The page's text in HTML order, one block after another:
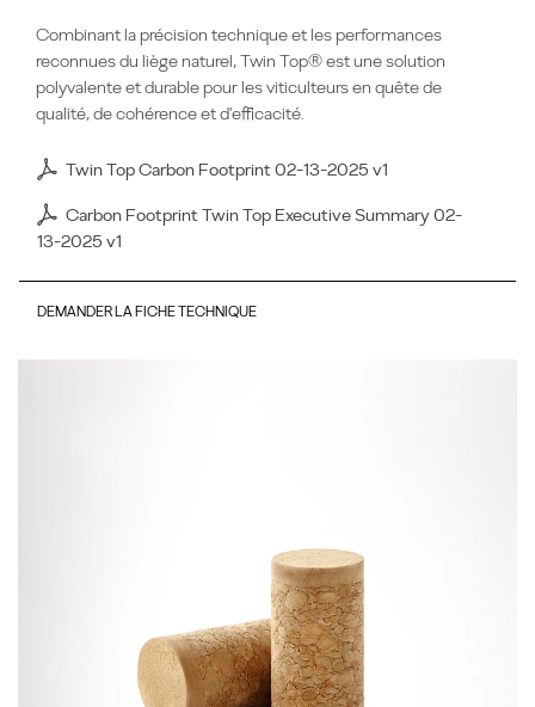
Combinant la précision technique et les performances
reconnues du liège naturel, Twin Top® est une solution
polyvalente et durable pour les viticulteurs en quête de
qualité, de cohérence et d'efficacité.
Twin Top Carbon Footprint 02-13-2025 v1
Carbon Footprint Twin Top Executive Summary 02-
13-2025 v1
DEMANDER LA FICHE TECHNIQUE